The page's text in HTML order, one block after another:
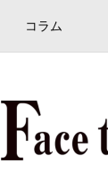
コラム